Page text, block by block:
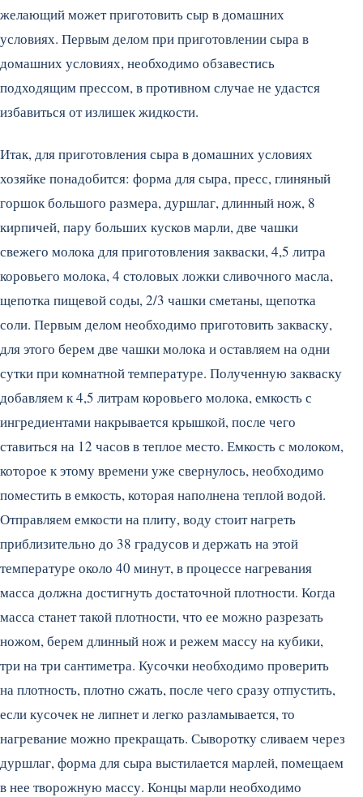
желающий может приготовить сыр в домашних
условиях. Первым делом при приготовлении сыра в
домашних условиях, необходимо обзавестись
подходящим прессом, в противном случае не удастся
избавиться от излишек жидкости.
Итак, для приготовления сыра в домашних условиях
хозяйке понадобится: форма для сыра, пресс, глиняный
горшок большого размера, дуршлаг, длинный нож, 8
кирпичей, пару больших кусков марли, две чашки
свежего молока для приготовления закваски, 4,5 литра
коровьего молока, 4 столовых ложки сливочного масла,
щепотка пищевой соды, 2/3 чашки сметаны, щепотка
соли. Первым делом необходимо приготовить закваску,
для этого берем две чашки молока и оставляем на одни
сутки при комнатной температуре. Полученную закваску
добавляем к 4,5 литрам коровьего молока, емкость с
ингредиентами накрывается крышкой, после чего
ставиться на 12 часов в теплое место. Емкость с молоком,
которое к этому времени уже свернулось, необходимо
поместить в емкость, которая наполнена теплой водой.
Отправляем емкости на плиту, воду стоит нагреть
приблизительно до 38 градусов и держать на этой
температуре около 40 минут, в процессе нагревания
масса должна достигнуть достаточной плотности. Когда
масса станет такой плотности, что ее можно разрезать
ножом, берем длинный нож и режем массу на кубики,
три на три сантиметра. Кусочки необходимо проверить
на плотность, плотно сжать, после чего сразу отпустить,
если кусочек не липнет и легко разламывается, то
нагревание можно прекращать. Сыворотку сливаем через
дуршлаг, форма для сыра выстилается марлей, помещаем
в нее творожную массу. Концы марли необходимо